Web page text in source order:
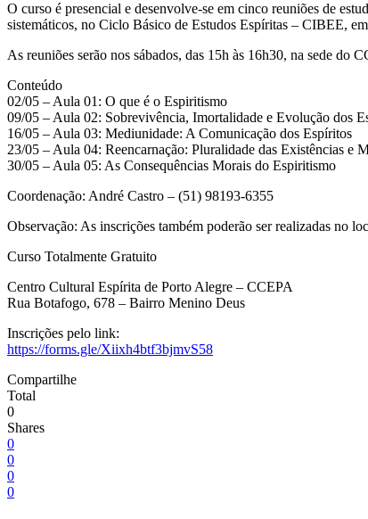
O curso é presencial e desenvolve-se em cinco reuniões de
sistemáticos, no Ciclo Básico de Estudos Espíritas – CIBEE,
As reuniões serão nos sábados, das 15h às 16h30, na sede
Conteúdo
02/05 – Aula 01: O que é o Espiritismo
09/05 – Aula 02: Sobrevivência, Imortalidade e Evolução dos
16/05 – Aula 03: Mediunidade: A Comunicação dos Espíritos
23/05 – Aula 04: Reencarnação: Pluralidade das Existências e
30/05 – Aula 05: As Consequências Morais do Espiritismo
Coordenação: André Castro – (51) 98193-6355
Observação: As inscrições também poderão ser realizadas no
Curso Totalmente Gratuito
Centro Cultural Espírita de Porto Alegre – CCEPA
Rua Botafogo, 678 – Bairro Menino Deus
Inscrições pelo link:
https://forms.gle/Xiixh4btf3bjmvS58
Compartilhe
Total
0
Shares
0
0
0
0